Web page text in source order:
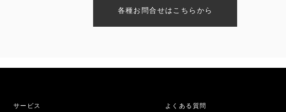
各種お問合せはこちらから
サービス よくある質問